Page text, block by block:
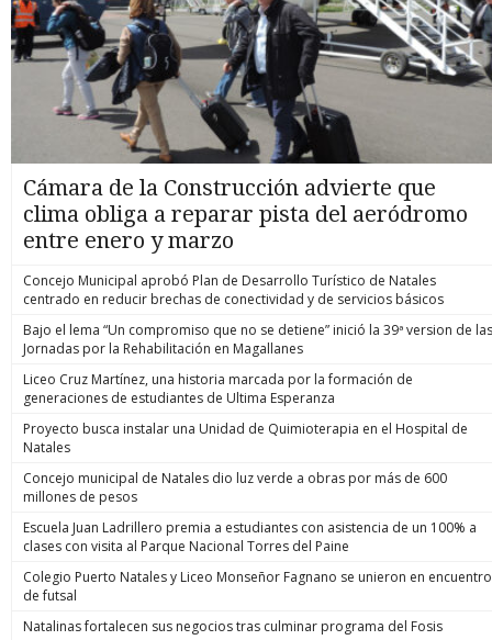
Cámara de la Construcción advierte que
clima obliga a reparar pista del aeródromo
entre enero y marzo
Concejo Municipal aprobó Plan de Desarrollo Turístico de Natales
centrado en reducir brechas de conectividad y de servicios básicos
Bajo el lema “Un compromiso que no se detiene” inició la 39ª version de las
Jornadas por la Rehabilitación en Magallanes
Liceo Cruz Martínez, una historia marcada por la formación de
generaciones de estudiantes de Ultima Esperanza
Proyecto busca instalar una Unidad de Quimioterapia en el Hospital de
Natales
Concejo municipal de Natales dio luz verde a obras por más de 600
millones de pesos
Escuela Juan Ladrillero premia a estudiantes con asistencia de un 100% a
clases con visita al Parque Nacional Torres del Paine
Colegio Puerto Natales y Liceo Monseñor Fagnano se unieron en encuentro
de futsal
Natalinas fortalecen sus negocios tras culminar programa del Fosis